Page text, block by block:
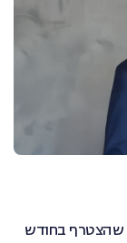
שהצטרף בחודש